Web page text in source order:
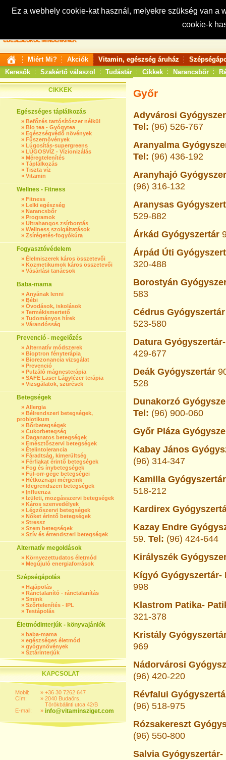
Ez a webhely cookie-kat használ, melyekre szükség van
cookie-k
Keresés:
Miért Mi? Akciók Vitamin, egészség áruház
Keresők
Szakértő válaszol Tudástár Cikkek Narancsbőr
CIKKEK
Egészséges táplálkozás
» Befőzés tartósítószer nélkül
» Bio tea - Gyógytea
» Egészségvédő növények
» Fűszernövények
» Lúgosítás-supergreens
» LÚGOSVÍZ - Vízionizálás
» Méregtelenítés
» Táplálkozás
» Tiszta víz
» Vitamin
Wellnes - Fitness
» Fitness
» Lelki egészség
» Narancsbőr
» Programok
» Ultrahangos zsírbontás
» Wellness szolgáltatások
» Zsírégetés-fogyókúra
Fogyasztóvédelem
» Élelmiszerek káros összetevői
» Kozmetikumok káros összetevői
» Vásárlási tanácsok
Baba-mama
» Anyának lenni
» Bébi
» Óvodások, iskolások
» Termékismertető
» Tudományos hírek
» Várandósság
Prevenció - megelőzés
» Alternatív módszerek
» Bioptron fényterápia
» Biorezonancia vizsgálat
» Prevenció
» Pulzáló mágnesterápia
» SAFE Laser Lágylézer terápia
» Vizsgálatok, szűrések
Betegségek
» Allergia
» Bélrendszeri betegségek,
probiotikum
» Bőrbetegségek
» Cukorbetegség
» Daganatos betegségek
» Emésztőszervi betegségek
» Ételintolerancia
» Fáradtság, kimerültség
» Férfiakat érintő betegségek
» Fog és ínybetegségek
» Fül-orr-gége betegségei
» Hétköznapi mérgeink
» Idegrendszeri betegségek
» Influenza
» Ízületi, mozgásszervi betegségek
» Káros szenvedélyek
» Légzőszervi betegségek
» Nőket érintő betegségek
» Stressz
» Szem betegségek
» Szív és érrendszeri betegségek
Alternatív megoldások
» Környezettudatos életmód
» Megújuló energiaforrások
Szépségápolás
» Hajápolás
» Ránctalanító - ránctalanítás
» Smink
» Szőrtelenítés - IPL
» Testápolás
Életmódinterjúk - könyvajánlók
» baba-mama
» egészséges életmód
» gyógynövények
» Sztárinterjúk
KAPCSOLAT
Mobil:
Cím:
E-mail:
»
»
»
+36 30 7262 647
2040 Budaörs,
Törökbálinti utca 42/B
info@vitaminsziget.com
Győr
Adyvárosi
Tel: (96) 526-767
Aranyalma
Tel: (96) 436-192
Aranyhajó
(96) 316-132
Aranysas
529-882
Árkád Gyógyszertár
Árpád Úti
320-488
Borostyán
583
Cédrus Gyógyszertár
523-580
Datura
429-677
Deák Gyógyszertár
528
Dunakorzó
Tel: (96) 900-060
Győr Pláza
Kabay János
(96) 314-347
Kamilla
518-212
Kardirex
Kazay Endre
59. Tel: (96) 424-644
Királyszék
Kígyó Gyógyszertár-
998
Klastrom Patika-
321-378
Kristály
969
Nádorvárosi
(96) 420-220
Révfalui
(96) 518-975
Rózsakereszt
(96) 550-800
Salvia Gyógyszertár-